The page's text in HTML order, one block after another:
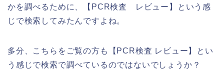
かを調べるために、【PCR検査 レビュー】という感
じで検索してみたんですよね。
多分、こちらをご覧の方も【PCR検査 レビュー】とい
う感じで検索で調べているのではないでしょうか？